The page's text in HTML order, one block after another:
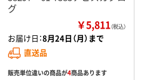
グ
￥5,811（税込）
お届け日：8月24日（月）まで
直送品
販売単位違いの商品が4商品あります